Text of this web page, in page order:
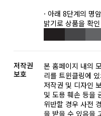
· 아래 8단계의 명
밝기로 상품을 확
저작권
보호
본 홈페이지 내의
리를 트윈클링에
저작권 및 디자인
및 도용 훼손 등을
위반할 경우 사전
을 받을 수 있음을